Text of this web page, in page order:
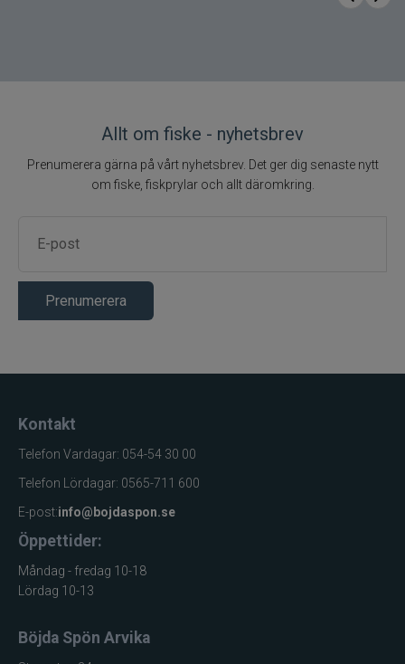
Antal
2 st
Krokstorlek
S10
Material
Tungstenkropp +
mjukplastsvans
Egenskaper
Allt om fiske - nyhetsbrev
Prenumerera gärna på vårt nyhetsbrev. Det ger dig senaste nytt
om fiske, fiskprylar och allt däromkring.
Prenumerera
Kontakt
Telefon Vardagar: 054-54 30 00
Telefon Lördagar: 0565-711 600
E-post:info@bojdaspon.se
Öppettider:
Måndag - fredag 10-18
Lördag 10-13
Böjda Spön Arvika